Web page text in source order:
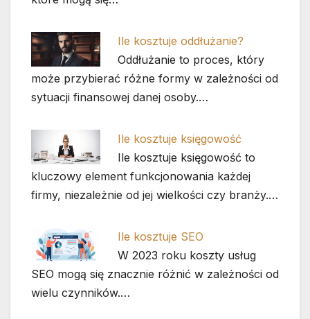
Ile kosztuje oddłużanie?
Oddłużanie to proces, który
może przybierać różne formy w zależności od
sytuacji finansowej danej osoby.…
Ile kosztuje księgowość
Ile kosztuje księgowość to
kluczowy element funkcjonowania każdej
firmy, niezależnie od jej wielkości czy branży.…
Ile kosztuje SEO
W 2023 roku koszty usług
SEO mogą się znacznie różnić w zależności od
wielu czynników.…